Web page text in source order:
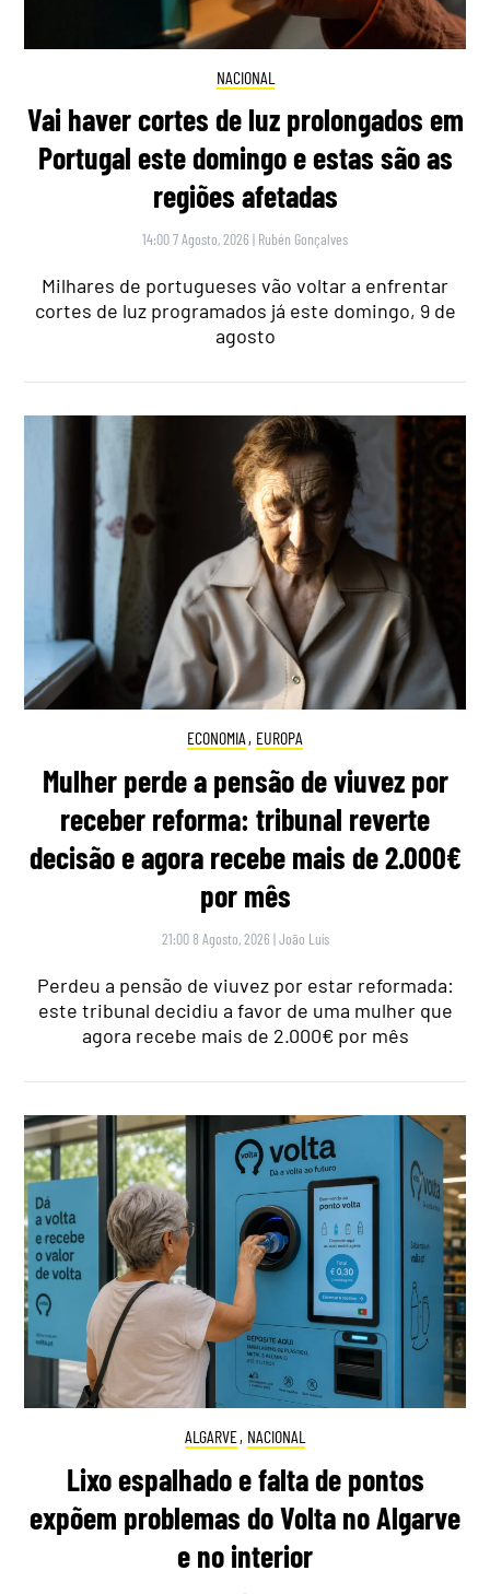
NACIONAL
Vai haver cortes de luz prolongados em
Portugal este domingo e estas são as
regiões afetadas
14:00 7 Agosto, 2026 | Rubén Gonçalves
Milhares de portugueses vão voltar a enfrentar
cortes de luz programados já este domingo, 9 de
agosto
ECONOMIA , EUROPA
Mulher perde a pensão de viuvez por
receber reforma: tribunal reverte
decisão e agora recebe mais de 2.000€
por mês
21:00 8 Agosto, 2026 |João Luís
Perdeu a pensão de viuvez por estar reformada:
este tribunal decidiu a favor de uma mulher que
agora recebe mais de 2.000€ por mês
ALGARVE, NACIONAL
Lixo espalhado e falta de pontos
expõem problemas do Volta no Algarve
e no interior